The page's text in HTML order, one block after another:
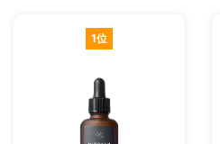
1位